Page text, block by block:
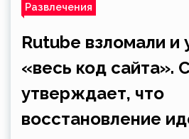
Развлечения
Rutube взломали и
«весь код сайта».
утверждает, что
восстановление